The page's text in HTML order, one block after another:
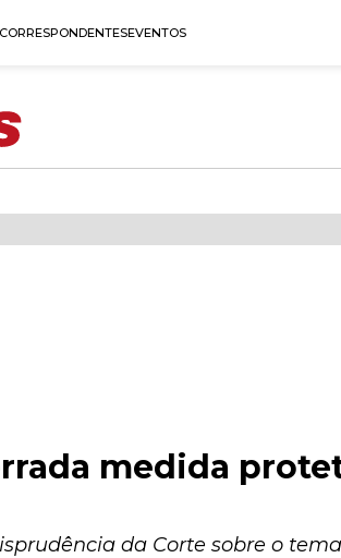
CORRESPONDENTESEVENTOS
medida
da Corte sobre o